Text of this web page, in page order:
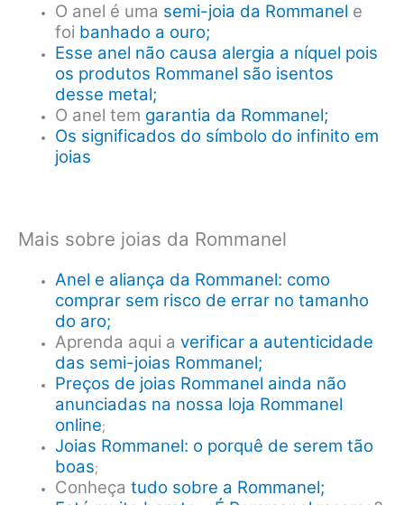
O anel é uma semi-joia da Rommanel e
foi banhado a ouro;
Esse anel não causa alergia a níquel pois
os produtos Rommanel são isentos
desse metal;
O anel tem garantia da Rommanel;
Os significados do símbolo do infinito em
joias
Mais sobre joias da Rommanel
Anel e aliança da Rommanel: como
comprar sem risco de errar no tamanho
do aro;
Aprenda aqui averificar a autenticidade
das semi-joias Rommanel;
Preços de joias Rommanel ainda não
anunciadas na nossa loja Rommanel
online;
Joias Rommanel: o porquê de serem tão
boas;
Conheçatudo sobre a Rommanel;